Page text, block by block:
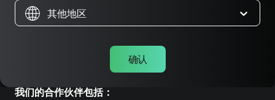
我们的合作伙伴包括：
其他地区
确认